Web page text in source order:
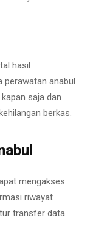
hasil
perawatan anabul
saja dan
berkas.
mengakses
riwayat
transfer data.